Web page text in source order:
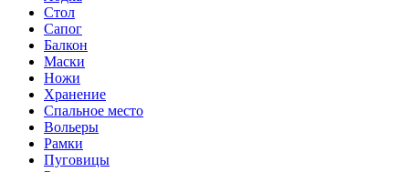
Стол
Сапог
Балкон
Маски
Ножи
Хранение
Спальное место
Вольеры
Рамки
Пуговицы